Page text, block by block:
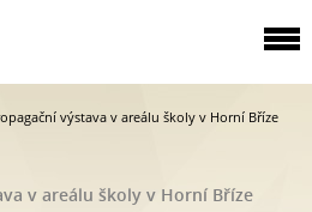
výstava v areálu školy v Horní Bříze
v areálu školy v Horní Bříze